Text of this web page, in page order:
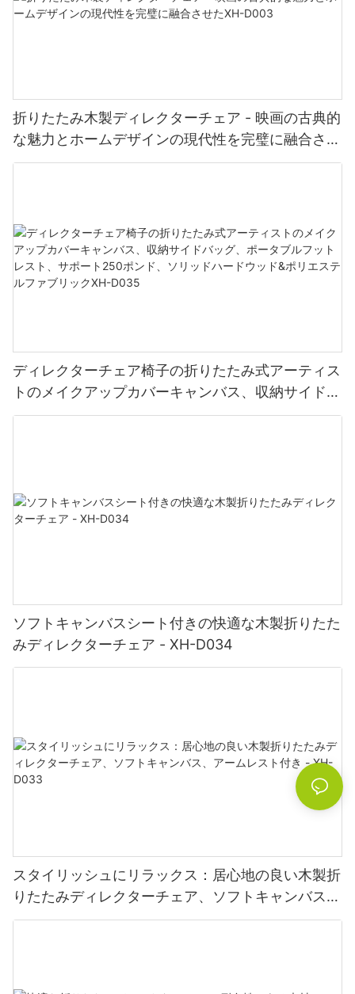
折りたたみ木製ディレクターチェア - 映画の古典的
な魅力とホームデザインの現代性を完璧に融合させ
たXH-D003
ディレクターチェア椅子の折りたたみ式アーティス
トのメイクアップカバーキャンバス、収納サイドバ
ッグ、ポータブルフットレスト、サポート250ポン
ソフトキャンバスシート付きの快適な木製折りたた
みディレクターチェア - XH-D034
スタイリッシュにリラックス：居心地の良い木製折
りたたみディレクターチェア、ソフトキャンバス、
アームレスト付き - XH-D033